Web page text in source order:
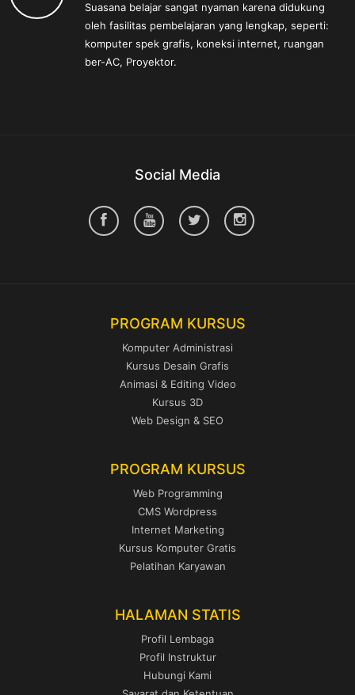
Suasana belajar sangat nyaman karena didukung
oleh fasilitas pembelajaran yang lengkap, seperti:
komputer spek grafis, koneksi internet, ruangan
ber-AC, Proyektor.
Social Media
PROGRAM KURSUS
Komputer Administrasi
Kursus Desain Grafis
Animasi & Editing Video
Kursus 3D
Web Design & SEO
PROGRAM KURSUS
Web Programming
CMS Wordpress
Internet Marketing
Kursus Komputer Gratis
Pelatihan Karyawan
HALAMAN STATIS
Profil Lembaga
Profil Instruktur
Hubungi Kami